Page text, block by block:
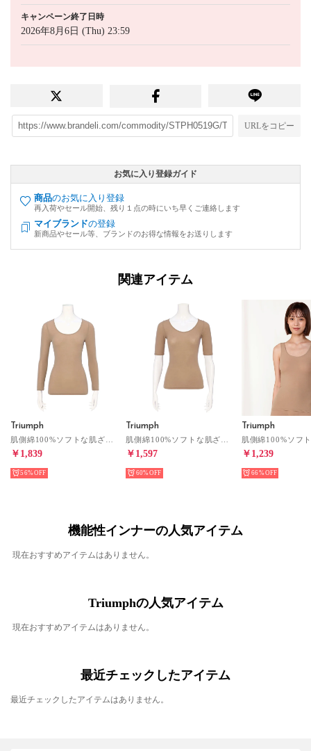
キャンペーン終了日時
2026年8月6日 (Thu) 23:59
URLをコピー
お気に入り登録ガイド
商品のお気に入り登録
再入荷やセール開始、残り１点の時にいち早くご連絡します
マイブランドの登録
新商品やセール等、ブランドのお得な情報をお送りします
関連アイテム
Triumph
￥1,839
56%
Triumph
￥1,597
60%
Triumph
￥1,239
66%
機能性インナーの人気アイテム
現在おすすめアイテムはありません。
Triumphの人気アイテム
現在おすすめアイテムはありません。
最近チェックしたアイテム
最近チェックしたアイテムはありません。